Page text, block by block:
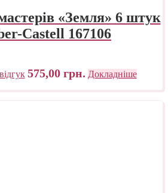
«Земля» 6 штук
Castell 167106
575,00 грн. Докладніше